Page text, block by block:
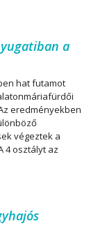
a
hat futamot
eredményekben
végeztek a
4 osztályt az